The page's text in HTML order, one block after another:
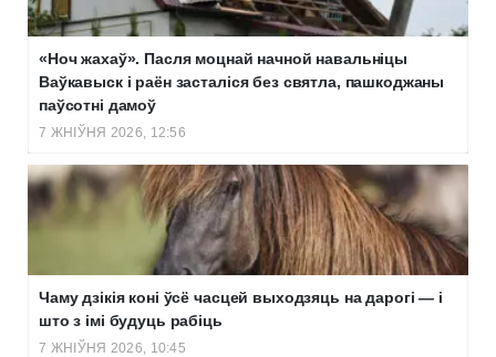
«Ноч жахаў». Пасля моцнай начной навальніцы
Ваўкавыск і раён засталіся без святла, пашкоджаны
паўсотні дамоў
7 ЖНІЎНЯ 2026, 12:56
Чаму дзікія коні ўсё часцей выходзяць на дарогі — і
што з імі будуць рабіць
7 ЖНІЎНЯ 2026, 10:45